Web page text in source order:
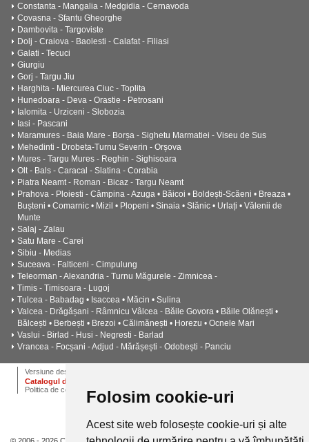
Folosim cookie-uri
Acest site web folosește cookie-uri și alte
Constanta - Mangalia - Medgidia - Cernavoda
Covasna - Sfantu Gheorghe
Dambovita - Targoviste
Dolj - Craiova - Baolesti - Calafat - Filiasi
Galati - Tecuci
Giurgiu
Gorj - Targu Jiu
Harghita - Miercurea Ciuc - Toplita
Hunedoara - Deva - Orastie - Petrosani
Ialomita - Urziceni - Slobozia
Iasi - Pascani
Maramures - Baia Mare - Borșa - Sighetu Marmatiei - Viseu de Sus
Mehedinti - Drobeta-Turnu Severin - Orșova
Mures - Targu Mures - Reghin - Sighisoara
Olt - Bals - Caracal - Slatina - Corabia
Piatra Neamt - Roman - Bicaz - Targu Neamt
Prahova - Ploiesti - Câmpina - Azuga • Băicoi • Boldești-Scăeni • Breaza •
Bușteni • Comarnic • Mizil • Plopeni • Sinaia • Slănic • Urlați • Vălenii de
Munte
Salaj - Zalau
Satu Mare - Carei
Sibiu - Medias
Suceava - Falticeni - Cimpulung
Teleorman - Alexandria - Turnu Măgurele - Zimnicea -
Timis - Timisoara - Lugoj
Tulcea - Babadag • Isaccea • Măcin • Sulina
Valcea - Drăgășani - Râmnicu Vâlcea - Băile Govora • Băile Olănești •
Bălcești • Berbești • Brezoi • Călimănești • Horezu • Ocnele Mari
Vaslui - Birlad - Husi - Negresti - Barlad
Vrancea - Focșani - Adjud - Mărășești - Odobești - Panciu
Versiune desktop
Catalogul de instalatii termice, ventilatie si climatizare CALOR
Politica de confidentialitate